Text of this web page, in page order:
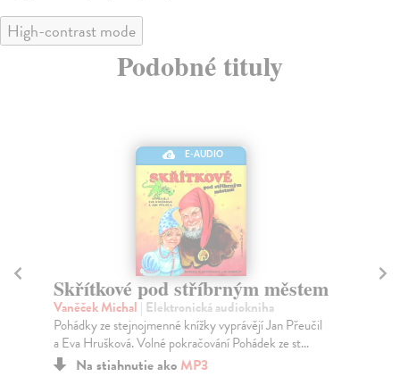
High-contrast mode
Podobné tituly
E-AUDIO
Skřítkové pod stříbrným městem
Vaněček Michal | Elektronická audiokniha
Pohádky ze stejnojmenné knížky vyprávějí Jan Přeučil
a Eva Hrušková. Volné pokračování Pohádek ze st...
Na stiahnutie ako MP3